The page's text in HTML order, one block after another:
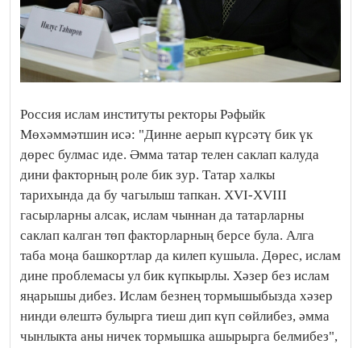
Россия ислам институты ректоры Рәфыйк
Мөхәммәтшин исә: "Динне аерып күрсәтү бик үк
дөрес булмас иде. Әмма татар телен саклап калуда
дини факторның роле бик зур. Татар халкы
тарихында да бу чагылыш тапкан. XVI-XVIII
гасырларны алсак, ислам чыннан да татарларны
саклап калган төп факторларның берсе була. Алга
таба моңа башкортлар да килеп кушыла. Дөрес, ислам
дине проблемасы ул бик күпкырлы. Хәзер без ислам
яңарышы дибез. Ислам безнең тормышыбызда хәзер
нинди өлештә булырга тиеш дип күп сөйлибез, әмма
чынлыкта аны ничек тормышка ашырырга белмибез",